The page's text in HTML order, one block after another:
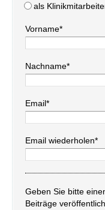
als
Vorname*
Nachname*
Email*
Email wiederholen*
Geben Sie bitte
Beiträge